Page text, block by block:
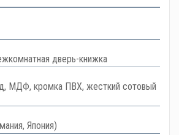
дверь-книжка
МДФ, кромка ПВХ, жесткий сотовый
Япония)